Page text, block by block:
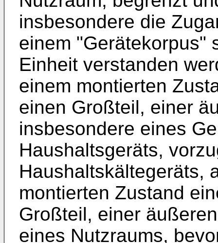
insbesondere die
einem "Gerätekorpus"
Einheit verstanden
einem montierten
einen Großteil, einer
insbesondere eines
Haushaltsgeräts,
Haushaltskältegeräts,
montierten Zustand
Großteil, einer
eines Nutzraums,